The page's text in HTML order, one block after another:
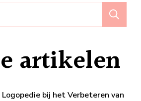
artikelen
Logopedie bij het Verbeteren van